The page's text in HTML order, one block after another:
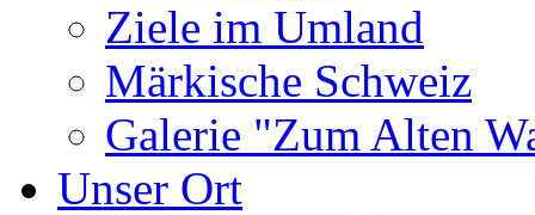
Ziele im Umland
Märkische Schweiz
Galerie "Zum Alten
Unser Ort